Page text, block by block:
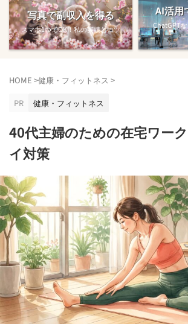
写真で副収入を得る
スマホ1つでOK！私の実績とコツ
AI活用
ChatGPT
HOME >健康・フィットネス >
PR
健康・フィットネス
40代主婦のための在宅ワー
イ対策